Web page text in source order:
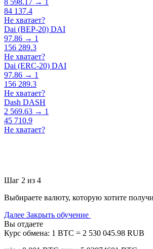
8 598.17 → 1
84 137.4
Не хватает?
Dai (BEP-20) DAI
97.86 → 1
156 289.3
Не хватает?
Dai (ERC-20) DAI
97.86 → 1
156 289.3
Не хватает?
Dash DASH
2 569.63 → 1
45 710.9
Не хватает?
Шаг 2 из 4
Выбираете валюту, которую хотите
Далее Закрыть обучение
Вы отдаете
Курс обмена: 1 BTC = 2 530 045.98 RUB